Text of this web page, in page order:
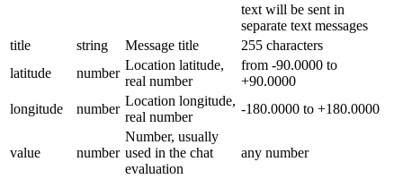
text will be sent in
separate text messages
title
string Message title
255 characters
latitude
number
Location latitude,
real number
from -90.0000 to
+90.0000
longitude
number
Location longitude,
real number
-180.0000 to +180.0000
value number
Number, usually
used in the chat
evaluation
any number